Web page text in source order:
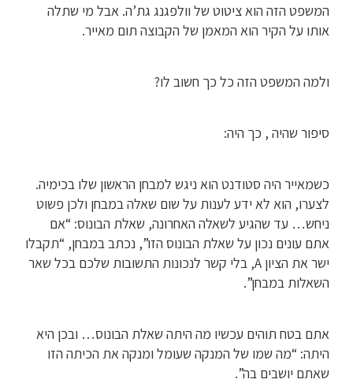
המשפט הזה הוא ציטוט של וולפגנג גת’ה. אבל מי שתלה
אותו על הקיר הוא המאמן של הקבוצה תום מאייר.
ולמה המשפט הזה כל כך חשוב לו?
סיפור שהיה , כך היה:
כשמאייר היה סטודנט הוא ניגש למבחן הראשון שלו בכימיה.
לצערו, הוא לא ידע לענות על שום שאלה במבחן ולכן פשוט
ניחש… עד שהגיע לשאלה האחרונה, שאלת הבונוס: “אם
אתם עונים נכון על שאלת הבונוס הזו”, נכתב במבחן, “תקבלו
ישר את הציון A, בלי קשר לנכונות התשובות שלכם בכל שאר
השאלות במבחן”.
אתם בטח תוהים עכשיו מה היתה שאלת הבונוס… ובכן היא
היתה: “מה שמו של המנקה שעומל ומנקה את הכיתה הזו
שאתם יושבים בה”.